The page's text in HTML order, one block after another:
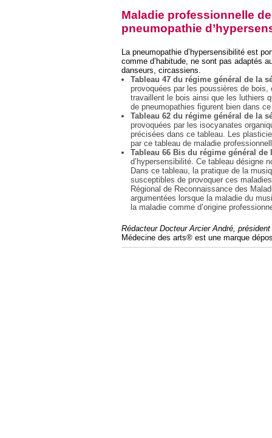
Maladie professionnelle
pneumopathie
La pneumopathie d’hypersensibilité est
comme d’habitude, ne sont pas adaptés
danseurs, circassiens.
Tableau 47 du régime général de la
provoquées par les poussières de
travaillent le bois ainsi que les luthiers
de pneumopathies figurent bien dans
Tableau 62 du régime général de la
provoquées par les isocyanates
précisées dans ce tableau. Les
par ce tableau de maladie
Tableau 66 Bis du régime général de
d’hypersensibilité. Ce tableau désigne
Dans ce tableau, la pratique de la
susceptibles de provoquer ces
Régional de Reconnaissance des
argumentées lorsque la maladie du
la maladie comme d’origine
Rédacteur Docteur Arcier André,
Médecine des arts® est une marque